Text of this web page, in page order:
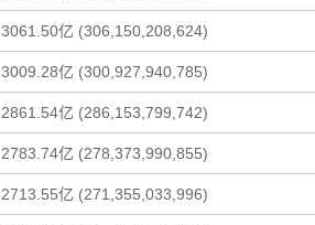
3061.50亿 (306,150,208,624)
3009.28亿 (300,927,940,785)
2861.54亿 (286,153,799,742)
2783.74亿 (278,373,990,855)
2713.55亿 (271,355,033,996)